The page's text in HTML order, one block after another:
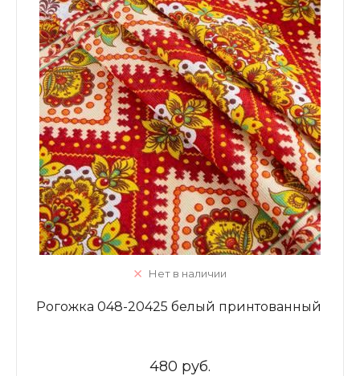
Нет в наличии
Рогожка 048-20425 белый принтованный
480 руб.